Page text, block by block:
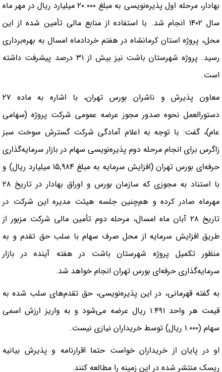
بهادار، مرحله اول پذیره‌نویسی به مبلغ ۲۰.۰۰۰ میلیارد ریال در مهر ماه
سال ۱۴۰۲ انجام شد. با استفاده از منابع مالی تأمین شده از این
محل، پروژه استان کرمانشاه در هفتم خردادماه امسال به بهره‌برداری
رسید. پروژه شهرستان باشت نیز بیش از ۳۱ درصد پیشرفت داشته
است.
معاون پذیرش و ناشران بورس تهران، با اشاره به ماده ۲۷
دستورالعمل نحوه صدور مجوز عرضه عمومی شرکت پروژه (سهامی
عام)، گفت: با توجه به اعلام آمادگی شرکت گسترش سوخت سبز
زاگرس برای انجام مرحله دوم پذیره‌نویسی سهام در بازار سرمایه‌گذاری
حرفه‌ای بورس تهران (افزایش سرمایه به مبلغ ۱۵,۹۸۴ میلیارد ریال) و
با استناد به مجوزی که سازمان بورس و اوراق بهادار در تاریخ ۲۸
مهرماه صادر کرده و هم‌چنین جلسه هیئت مدیره این شرکت در
تاریخ ۲۸ آبان ماه امسال، مرحله دوم تأمین مالی شرکت مزبور از
طریق افزایش سرمایه از محل صرف سهام با سلب حق تقدم و به
منظور تکمیل پروژه شهرستان باشت در هفته آینده در بازار
سرمایه‌گذاری حرفه‌ای بورس تهران انجام خواهد شد.
به گفته قهرمانی، در این پذیره‌نویسی، حق تقدم‌های سلب شده به
قیمت هر واحد ۱.۴۹۱ ریال عرضه می‌شود و به واریز ارزش اسمی
سهام (۱.۰۰۰ ریال) توسط خریداران نیازی نیست.
او در پایان از خریداران خواست حتما اقرارنامه و پذیرش بیانیه
ریسک منتشر شده در این زمینه را مطالعه کنند.